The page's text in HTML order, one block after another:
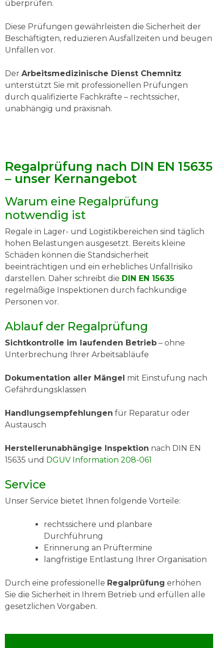
überprüfen.
Diese Prüfungen gewährleisten die Sicherheit der
Beschäftigten, reduzieren Ausfallzeiten und beugen
Unfällen vor.
Der Arbeitsmedizinische Dienst Chemnitz
unterstützt Sie mit professionellen Prüfungen
durch qualifizierte Fachkräfte – rechtssicher,
unabhängig und praxisnah.
Regalprüfung nach DIN EN 15635
– unser Kernangebot
Warum eine Regalprüfung
notwendig ist
Regale in Lager- und Logistikbereichen sind täglich
hohen Belastungen ausgesetzt. Bereits kleine
Schäden können die Standsicherheit
beeinträchtigen und ein erhebliches Unfallrisiko
darstellen. Daher schreibt die DIN EN 15635
regelmäßige Inspektionen durch fachkundige
Personen vor.
Ablauf der Regalprüfung
Sichtkontrolle im laufenden Betrieb – ohne
Unterbrechung Ihrer Arbeitsabläufe
Dokumentation aller Mängel mit Einstufung nach
Gefährdungsklassen
Handlungsempfehlungen für Reparatur oder
Austausch
Herstellerunabhängige Inspektion nach DIN EN
15635 und DGUV Information 208-061
Service
Unser Service bietet Ihnen folgende Vorteile:
rechtssichere und planbare
Durchführung
Erinnerung an Prüftermine
langfristige Entlastung Ihrer Organisation
Durch eine professionelle Regalprüfung erhöhen
Sie die Sicherheit in Ihrem Betrieb und erfüllen alle
gesetzlichen Vorgaben.